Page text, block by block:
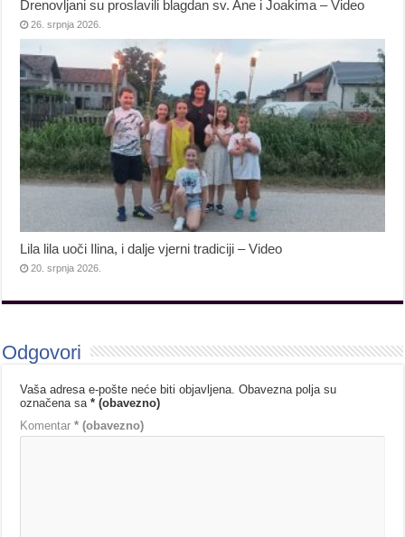
Drenovljani su proslavili blagdan sv. Ane i Joakima – Video
26. srpnja 2026.
Lila lila uoči Ilina, i dalje vjerni tradiciji – Video
20. srpnja 2026.
Odgovori
Vaša adresa e-pošte neće biti objavljena. Obavezna polja su
označena sa* (obavezno)
Komentar* (obavezno)